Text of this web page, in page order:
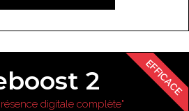
2
digitale complète"
EFFICACE